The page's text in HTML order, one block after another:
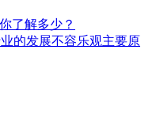
了解多少？
的发展不容乐观主要原